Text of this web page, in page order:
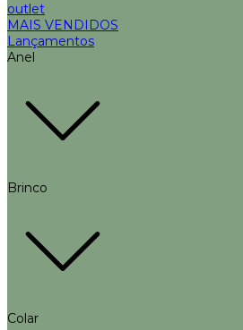
outlet
MAIS VENDIDOS
Lançamentos
Anel
Brinco
Colar